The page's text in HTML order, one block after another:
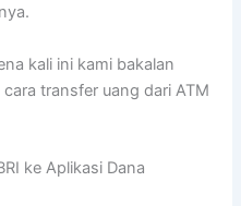
kali ini kami bakalan
transfer uang dari ATM
ke Aplikasi Dana